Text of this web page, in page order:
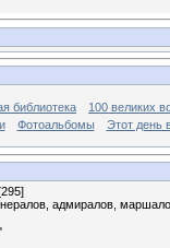
библиотека
100 великих
Фотоальбомы Этот день
адмиралов,